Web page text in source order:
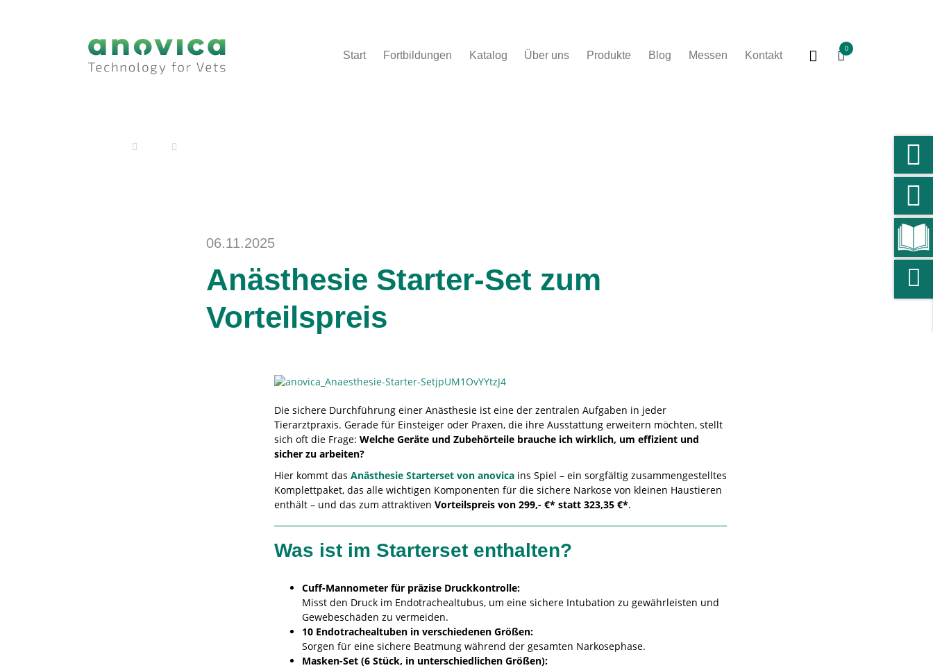
Start Fortbildungen Katalog Über uns Produkte Blog Messen Kontakt
0
06.11.2025
Anästhesie Starter-Set zum
Vorteilspreis
Die sichere Durchführung einer Anästhesie ist eine der zentralen Aufgaben in jeder
Tierarztpraxis. Gerade für Einsteiger oder Praxen, die ihre Ausstattung erweitern möchten, stellt
sich oft die Frage: Welche Geräte und Zubehörteile brauche ich wirklich, um effizient und
sicher zu arbeiten?
Hier kommt das Anästhesie Starterset von anovicains Spiel – ein sorgfältig zusammengestelltes
Komplettpaket, das alle wichtigen Komponenten für die sichere Narkose von kleinen Haustieren
enthält – und das zum attraktiven Vorteilspreis von 299,- €* statt 323,35 €*.
Was ist im Starterset enthalten?
Cuff-Mannometer für präzise Druckkontrolle:
Misst den Druck im Endotrachealtubus, um eine sichere Intubation zu gewährleisten und
Gewebeschäden zu vermeiden.
10 Endotrachealtuben in verschiedenen Größen:
Sorgen für eine sichere Beatmung während der gesamten Narkosephase.
Masken-Set (6 Stück, in unterschiedlichen Größen):